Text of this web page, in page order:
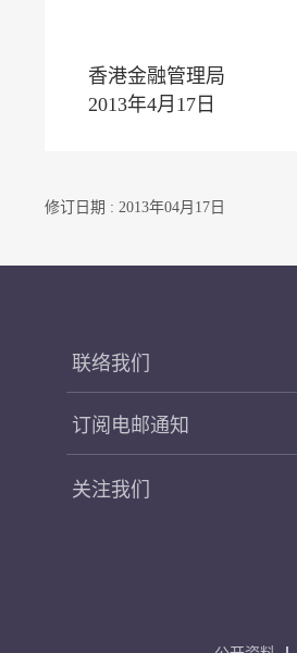
香港金融管理局
2013年4月17日
修订日期 : 2013年04月17日
联络我们
订阅电邮通知
关注我们